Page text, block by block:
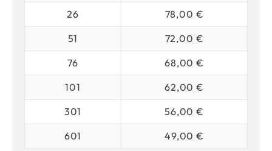
26
78,00 €
51
72,00 €
76
68,00 €
101
62,00 €
301
56,00 €
601
49,00 €